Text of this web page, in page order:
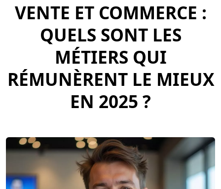
VENTE ET COMMERCE :
QUELS SONT LES
MÉTIERS QUI
RÉMUNÈRENT LE MIEUX
EN 2025 ?